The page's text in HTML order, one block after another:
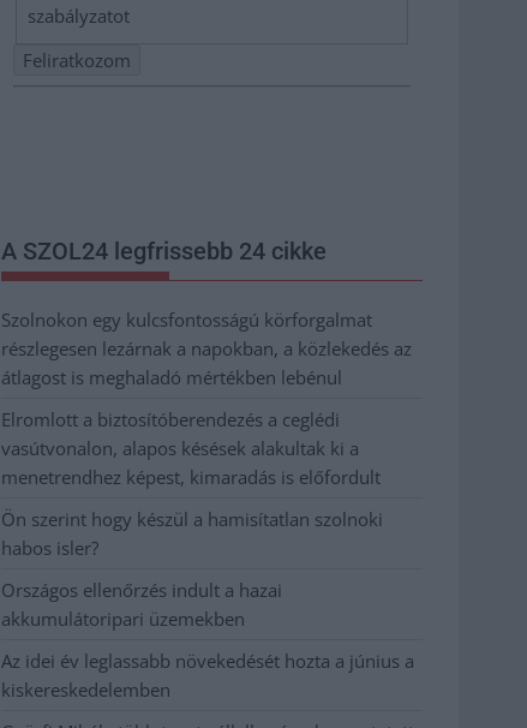
szabályzatot
A SZOL24 legfrissebb 24 cikke
Szolnokon egy kulcsfontosságú körforgalmat
részlegesen lezárnak a napokban, a közlekedés az
átlagost is meghaladó mértékben lebénul
Elromlott a biztosítóberendezés a ceglédi
vasútvonalon, alapos késések alakultak ki a
menetrendhez képest, kimaradás is előfordult
Ön szerint hogy készül a hamisítatlan szolnoki
habos isler?
Országos ellenőrzés indult a hazai
akkumulátoripari üzemekben
Az idei év leglassabb növekedését hozta a június a
kiskereskedelemben